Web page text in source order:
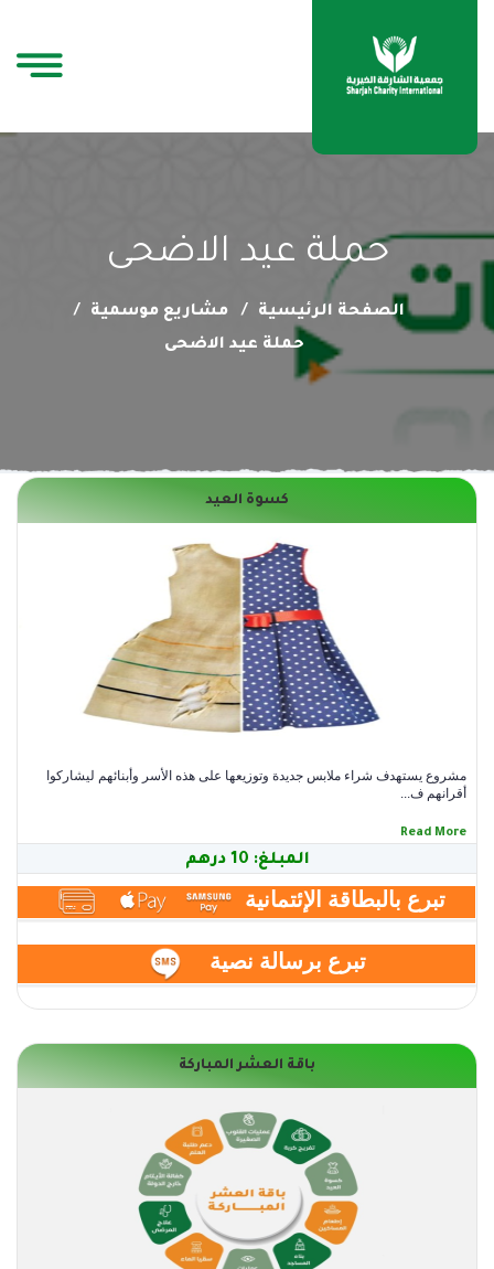
حملة عيد الاضحى
الصفحة الرئيسية
مشاريع موسمية
حملة عيد الاضحى
كسوة العيد
مشروع يستهدف شراء ملابس جديدة وتوزيعها على هذه الأسر وأبنائهم ليشاركوا
أقرانهم ف...
Read More
المبلغ: 10 درهم
تبرع بالبطاقة الإئتمانية
أضف
تبرع برسالة نصية
.
.
باقة العشر المباركة